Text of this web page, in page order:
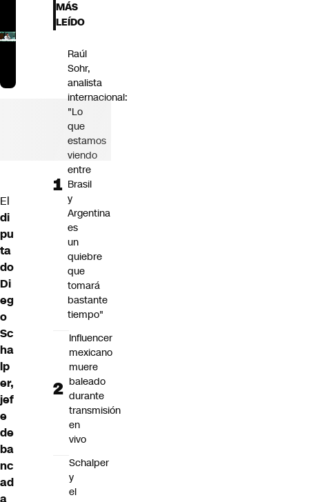
El
di
pu
ta
do
Di
eg
o
Sc
ha
lp
er,
jef
e
de
ba
nc
ad
MÁS
LEÍDO
Raúl
Sohr,
analista
internacional:
"Lo
que
estamos
viendo
entre
Brasil
y
Argentina
es
un
quiebre
que
tomará
bastante
tiempo"
Influencer
mexicano
muere
baleado
durante
transmisión
en
vivo
Schalper
y
el